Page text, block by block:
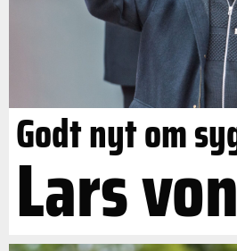
Godt nyt om
Lars